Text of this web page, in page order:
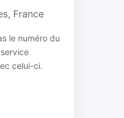
France
le numéro du
celui-ci.